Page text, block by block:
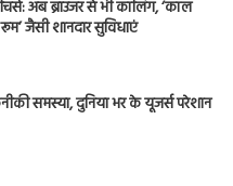
अब ब्राउजर से भी कॉलिंग, ‘कॉल
जैसी शानदार सुविधाएं
समस्या, दुनिया भर के यूजर्स परेशान